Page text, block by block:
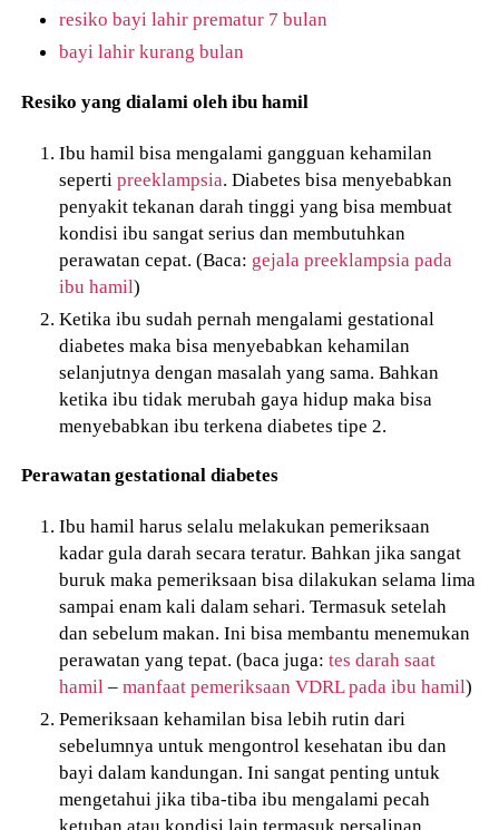
resiko bayi lahir prematur 7 bulan
bayi lahir kurang bulan
Resiko yang dialami oleh ibu hamil
Ibu hamil bisa mengalami gangguan kehamilan
sepertipreeklampsia. Diabetes bisa menyebabkan
penyakit tekanan darah tinggi yang bisa membuat
kondisi ibu sangat serius dan membutuhkan
perawatan cepat. (Baca: gejala preeklampsia pada
ibu hamil)
Ketika ibu sudah pernah mengalami gestational
diabetes maka bisa menyebabkan kehamilan
selanjutnya dengan masalah yang sama. Bahkan
ketika ibu tidak merubah gaya hidup maka bisa
menyebabkan ibu terkena diabetes tipe 2.
Perawatan gestational diabetes
Ibu hamil harus selalu melakukan pemeriksaan
kadar gula darah secara teratur. Bahkan jika sangat
buruk maka pemeriksaan bisa dilakukan selama lima
sampai enam kali dalam sehari. Termasuk setelah
dan sebelum makan. Ini bisa membantu menemukan
perawatan yang tepat. (baca juga:tes darah saat
hamil –manfaat pemeriksaan VDRL pada ibu hamil)
Pemeriksaan kehamilan bisa lebih rutin dari
sebelumnya untuk mengontrol kesehatan ibu dan
bayi dalam kandungan. Ini sangat penting untuk
mengetahui jika tiba-tiba ibu mengalami pecah
ketuban atau kondisi lain termasuk persalinan